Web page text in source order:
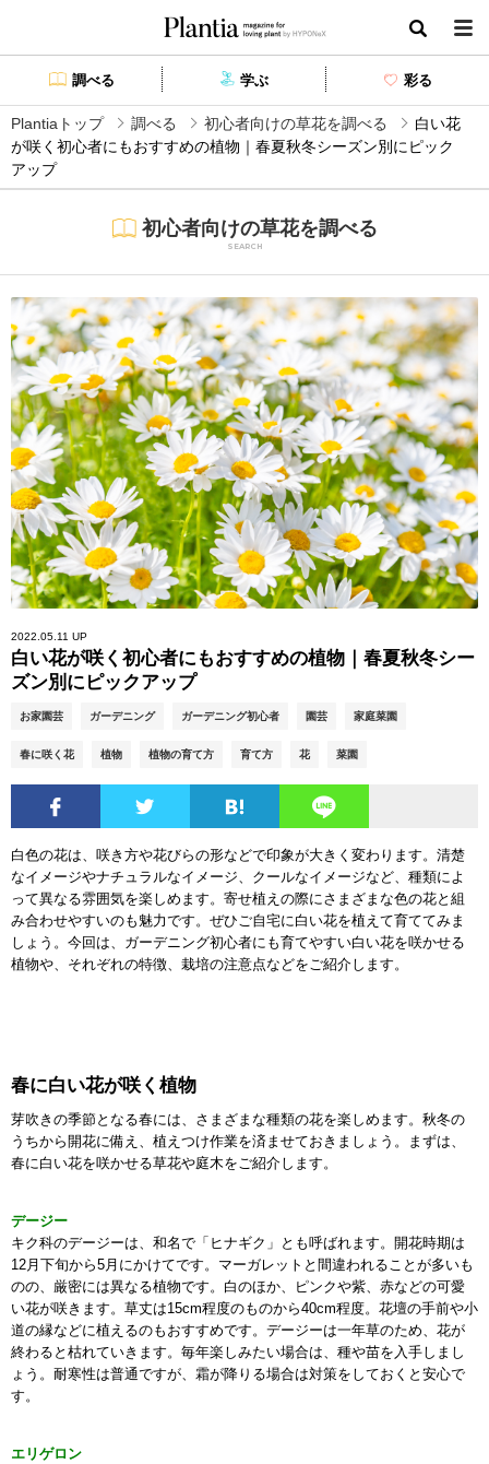
調べる 学ぶ 彩る
Plantiaトップ 調べる 初心者向けの草花を調べる
白い花
が咲く初心者にもおすすめの植物｜春夏秋冬シーズン別にピック
アップ
初心者向けの草花を調べる
SEARCH
2022.05.11 UP
白い花が咲く初心者にもおすすめの植物｜春夏秋冬シー
ズン別にピックアップ
お家園芸 ガーデニング ガーデニング初心者 園芸 家庭菜園
春に咲く花 植物 植物の育て方 育て方 花 菜園
白色の花は、咲き方や花びらの形などで印象が大きく変わります。清楚
なイメージやナチュラルなイメージ、クールなイメージなど、種類によ
って異なる雰囲気を楽しめます。寄せ植えの際にさまざまな色の花と組
み合わせやすいのも魅力です。ぜひご自宅に白い花を植えて育ててみま
しょう。今回は、ガーデニング初心者にも育てやすい白い花を咲かせる
植物や、それぞれの特徴、栽培の注意点などをご紹介します。
春に白い花が咲く植物
芽吹きの季節となる春には、さまざまな種類の花を楽しめます。秋冬の
うちから開花に備え、植えつけ作業を済ませておきましょう。まずは、
春に白い花を咲かせる草花や庭木をご紹介します。
デージー
キク科のデージーは、和名で「ヒナギク」とも呼ばれます。開花時期は
12月下旬から5月にかけてです。マーガレットと間違われることが多いも
のの、厳密には異なる植物です。白のほか、ピンクや紫、赤などの可愛
い花が咲きます。草丈は15cm程度のものから40cm程度。花壇の手前や小
道の縁などに植えるのもおすすめです。デージーは一年草のため、花が
終わると枯れていきます。毎年楽しみたい場合は、種や苗を入手しまし
ょう。耐寒性は普通ですが、霜が降りる場合は対策をしておくと安心で
す。
エリゲロン